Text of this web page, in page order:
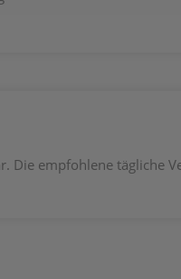
Die empfohlene tägliche